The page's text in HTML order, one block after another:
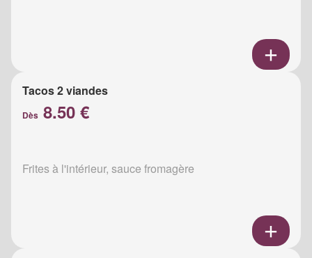
Tacos 2 viandes
Dès 8.50 €
Frites à l'intérieur, sauce fromagère